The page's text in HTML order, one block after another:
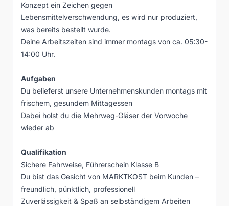
Konzept ein Zeichen gegen
Lebensmittelverschwendung, es wird nur produziert,
was bereits bestellt wurde.
Deine Arbeitszeiten sind immer montags von ca. 05:30-
14:00 Uhr.
Aufgaben
Du belieferst unsere Unternehmenskunden montags mit
frischem, gesundem Mittagessen
Dabei holst du die Mehrweg-Gläser der Vorwoche
wieder ab
Qualifikation
Sichere Fahrweise, Führerschein Klasse B
Du bist das Gesicht von MARKTKOST beim Kunden –
freundlich, pünktlich, professionell
Zuverlässigkeit & Spaß an selbständigem Arbeiten